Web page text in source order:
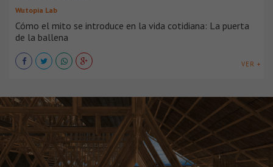
Wutopia Lab
Cómo el mito se introduce en la vida cotidiana: La puerta
de la ballena
VER +